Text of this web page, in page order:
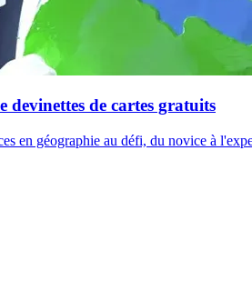
devinettes de cartes gratuits
en géographie au défi, du novice à